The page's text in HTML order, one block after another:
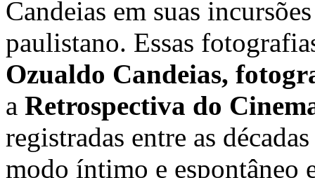
Candeias em suas
paulistano. Essas
Ozualdo Candeias,
a Retrospectiva do
registradas entre as
modo íntimo e espontâneo